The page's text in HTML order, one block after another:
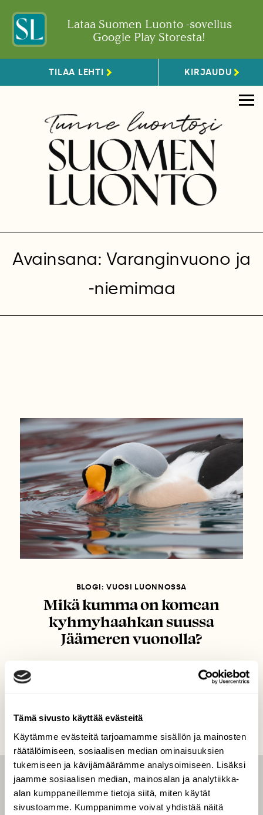
Tämä sivusto käyttää evästeitä
Käytämme evästeitä tarjoamamme sisällön ja mainosten
räätälöimiseen, sosiaalisen median ominaisuuksien
tukemiseen ja kävijämäärämme analysoimiseen. Lisäksi
jaamme sosiaalisen median, mainosalan ja analytiikka-
alan kumppaneillemme tietoja siitä, miten käytät
sivustoamme. Kumppanimme voivat yhdistää näitä
Lataa Suomen Luonto -sovellus
Google Play Storesta!
TILAA LEHTI KIRJAUDU
Avainsana: Varanginvuono ja
-niemimaa
BLOGI: VUOSI LUONNOSSA
Mikä kumma on komean
kyhmyhaahkan suussa
Jäämeren vuonolla?
LEHTI
Uusin lehti